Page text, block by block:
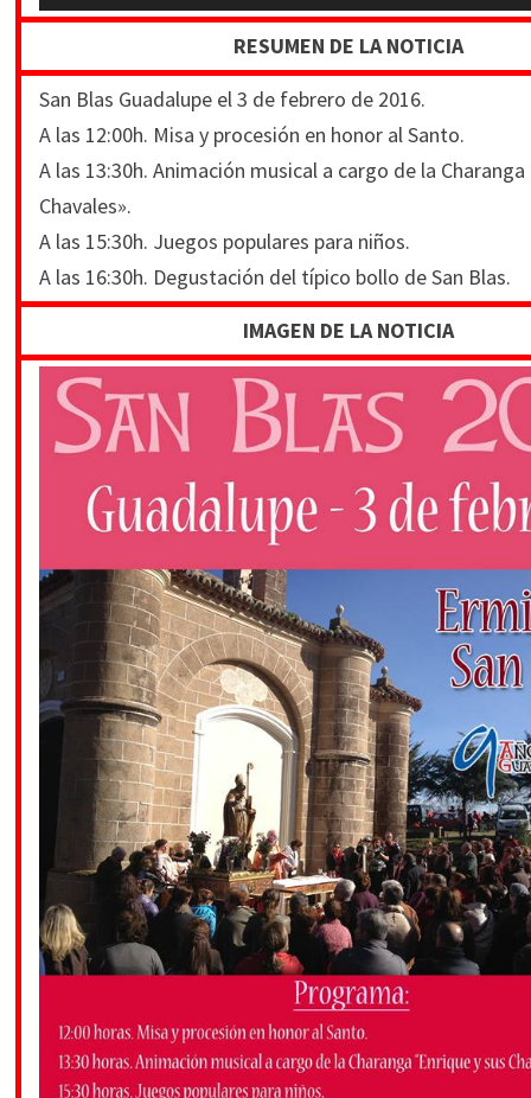
de
audio
RESUMEN DE LA NOTICIA
San Blas Guadalupe el 3 de febrero de 2016.
A las 12:00h. Misa y procesión en honor al Santo.
A las 13:30h. Animación musical a cargo de la Charanga
Chavales».
A las 15:30h. Juegos populares para niños.
A las 16:30h. Degustación del típico bollo de San Blas.
IMAGEN DE LA NOTICIA